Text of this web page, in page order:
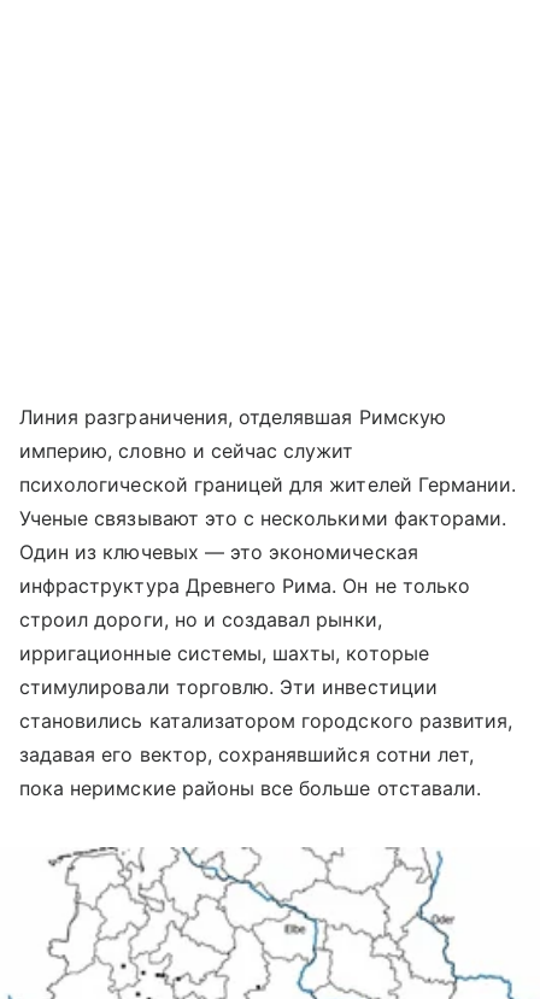
Линия разграничения, отделявшая Римскую
империю, словно и сейчас служит
психологической границей для жителей Германии.
Ученые связывают это с несколькими факторами.
Один из ключевых — это экономическая
инфраструктура Древнего Рима. Он не только
строил дороги, но и создавал рынки,
ирригационные системы, шахты, которые
стимулировали торговлю. Эти инвестиции
становились катализатором городского развития,
задавая его вектор, сохранявшийся сотни лет,
пока неримские районы все больше отставали.